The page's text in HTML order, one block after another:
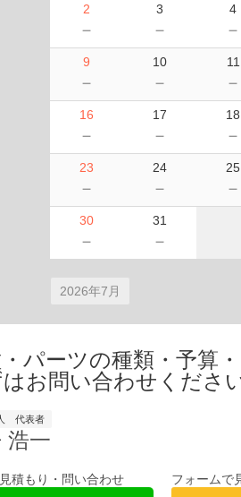
2
－
3
－
4
－
9
－
10
－
11
－
16
－
17
－
18
－
23
－
24
－
25
－
30
－
31
－
2026年7月
パーツの種類・予算
はお問い合わせくださ
代表者
浩一
積もり・問い合わせ フォームで